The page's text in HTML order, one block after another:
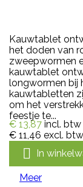
Kauwtablet
het doden van
zweepwormen
kauwtablet
longwormen bij
kauwtabletten
om het
feestje te...
€ 13,87 incl. btw
€ 11,46 excl. btw
 In
Meer